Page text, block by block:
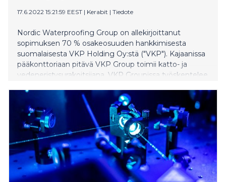
17.6.2022 15:21:59 EEST | Kerabit | Tiedote
Nordic Waterproofing Group on allekirjoittanut
sopimuksen 70 % osakeosuuden hankkimisesta
suomalaisesta VKP Holding Oy:stä ("VKP"). Kajaanissa
pääkonttoriaan pitävä VKP Group toimii katto- ja
vedeneristysurakoitsijana. VKP Groupissa työskentelee
miljoonaa euroa. Hankinta laajentaa yhdessä olemassa
olevien asennuspalveluidemme kanssa
kattopalveluiden maantieteellistä kattavuutta
Suomen markkinoilla.